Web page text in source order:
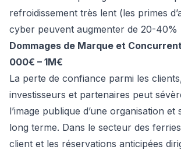
refroidissement très lent (les primes
cyber peuvent augmenter de 20-40%
Dommages de Marque et
000€ – 1M€
La perte de confiance parmi les
investisseurs et partenaires peut
l’image publique d’une organisation et
long terme. Dans le secteur des
client et les réservations anticipées